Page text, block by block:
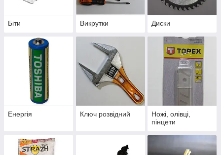
Біти Викрутки Диски
Енергія Ключ розвідний
Ножі, олівці,
пінцети